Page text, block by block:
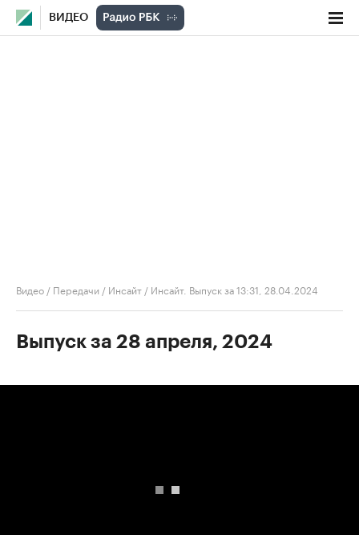
ВИДЕО
Видео / Передачи / Инсайт / Инсайт. Выпуск за 13:31, 28.04.2024
Выпуск за 28 апреля, 2024